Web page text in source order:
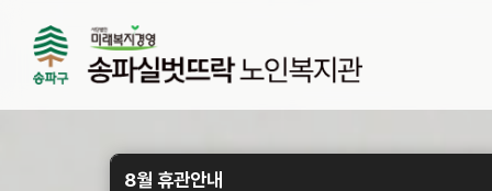
8월 휴관안내